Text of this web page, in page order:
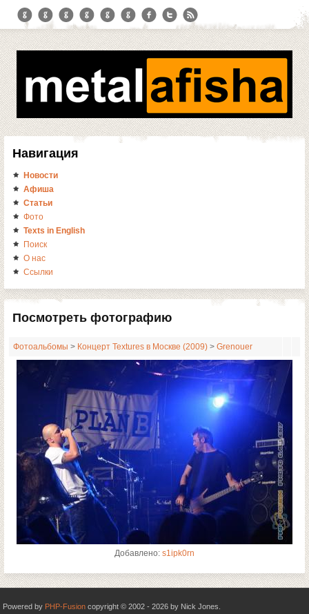
Навигация
Новости
Афиша
Статьи
Фото
Texts in English
Поиск
О нас
Ссылки
Посмотреть фотографию
Фотоальбомы > Концерт Textures в Москве (2009) > Grenouer
Добавлено: s1ipk0rn
Powered by PHP-Fusion copyright © 2002 - 2026 by Nick Jones.